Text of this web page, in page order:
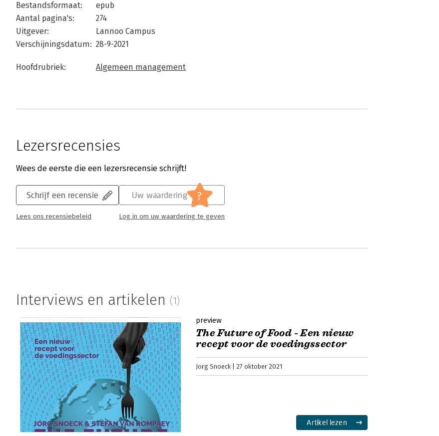
Bestandsformaat:
epub
Aantal pagina's:
274
Uitgever:
Lannoo Campus
Verschijningsdatum: 28-9-2021
Hoofdrubriek: Algemeen management
Lezersrecensies
Wees de eerste die een lezersrecensie schrijft!
Schrijf een recensie
Lees ons recensiebeleid
Uw waardering ?
Log in om uw waardering te geven
Interviews en artikelen (1)
preview
The Future of Food - Een nieuw
recept voor de voedingssector
Jorg Snoeck 27 oktober 2021
Artikel lezen